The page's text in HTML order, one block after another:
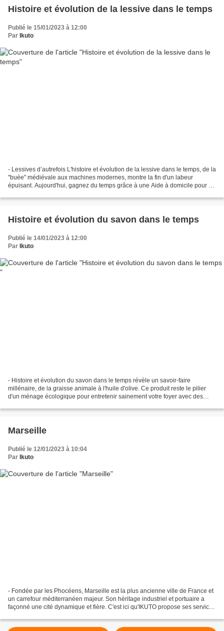
Histoire et évolution de la lessive dans le temps
Publié le 15/01/2023 à 12:00
Par Ikuto
- Lessives d’autrefois L'histoire et évolution de la lessive dans le temps, de la
"buée" médiévale aux machines modernes, montre la fin d'un labeur
épuisant. Aujourd'hui, gagnez du temps grâce à une Aide à domicile pour un
Histoire et évolution du savon dans le temps
Publié le 14/01/2023 à 12:00
Par Ikuto
- Histoire et évolution du savon dans le temps révèle un savoir-faire
millénaire, de la graisse animale à l'huile d'olive. Ce produit reste le pilier
d'un ménage écologique pour entretenir sainement votre foyer avec des
Marseille
Publié le 12/01/2023 à 10:04
Par Ikuto
- Fondée par les Phocéens, Marseille est la plus ancienne ville de France et
un carrefour méditerranéen majeur. Son héritage industriel et portuaire a
façonné une cité dynamique et fière. C'est ici qu'IKUTO propose ses services